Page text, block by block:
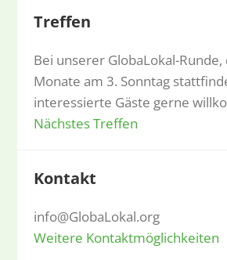
Treffen
Bei unserer GlobaLokal-Runde,
Monate am 3. Sonntag
interessierte Gäste gerne
Nächstes Treffen
Kontakt
info@GlobaLokal.org
Weitere Kontaktmöglichkeiten